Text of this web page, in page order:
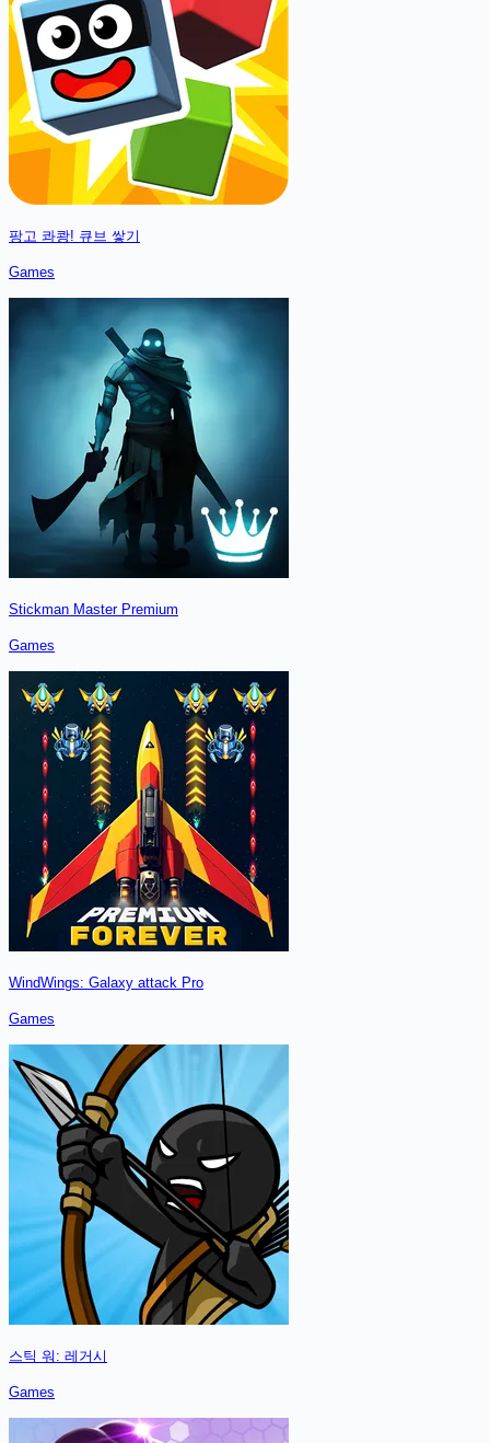
팡고 콰쾅! 큐브 쌓기
Games
Stickman Master Premium
Games
WindWings: Galaxy attack Pro
Games
스틱 워: 레거시
Games